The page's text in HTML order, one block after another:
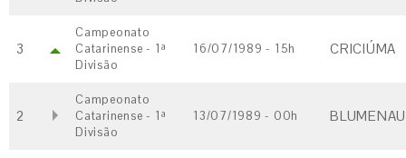
3
Campeonato
Catarinense - 1ª
Divisão
16/07/1989 - 15h CRICIÚMA
2
Campeonato
Catarinense - 1ª
Divisão
13/07/1989 - 00h